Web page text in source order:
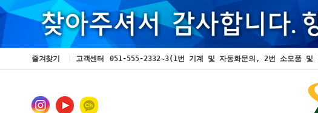
즐겨찾기 고객센터 051-555-2332~3(1번 기계 및 자동화문의, 2번 소모품 및